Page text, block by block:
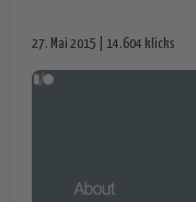
27. Mai 2015 | 14.604 klicks